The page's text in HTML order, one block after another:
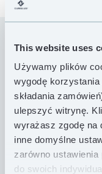
This website uses
Używamy plików
wygodę
składania
ulepszyć witrynę.
wyrażasz zgodę na
inne domyślne
zarówno
do swoich
TOPQUILTY
do hamaków